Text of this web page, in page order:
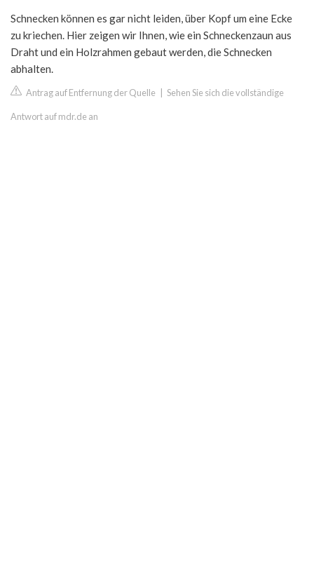
Schnecken können es gar nicht leiden, über Kopf um eine Ecke
zu kriechen. Hier zeigen wir Ihnen, wie ein Schneckenzaun aus
Draht und ein Holzrahmen gebaut werden, die Schnecken
abhalten.
Antrag auf Entfernung der Quelle Sehen Sie sich die vollständige
Antwort auf mdr.de an